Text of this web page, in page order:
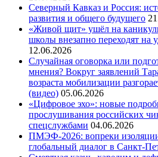
Северный Кавказ и Россия:
развития и общего будущего
«Живой щит» ушёл на
школы внезапно переходят на
12.06.2026
Случайная оговорка или
мнения? Вокруг заявлений
возраста мобилизации
(видео) 05.06.2026
«Цифровое эхо»: новые
прослушивания российских
спецслужбами 04.06.2026
ПМЭФ-2026: вопреки
глобальный диалог в Санкт-